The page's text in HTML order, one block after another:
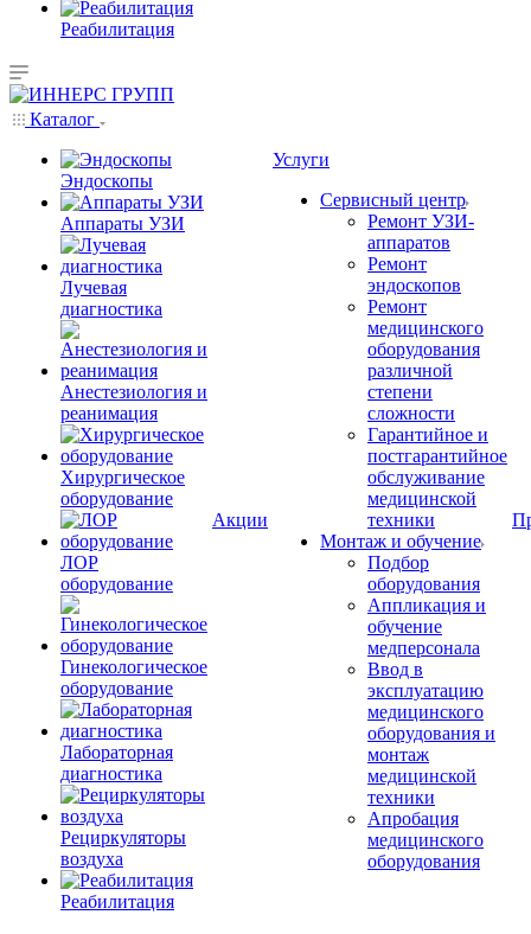
Реабилитация
Каталог
Эндоскопы
Аппараты УЗИ
Лучевая
диагностика
Анестезиология и
реанимация
Хирургическое
оборудование
ЛОР
оборудование
Гинекологическое
оборудование
Лабораторная
диагностика
Рециркуляторы
воздуха
Реабилитация
Акции
Услуги
Сервисный центр
Ремонт УЗИ-
аппаратов
Ремонт
эндоскопов
Ремонт
медицинского
оборудования
различной
степени
сложности
Гарантийное и
постгарантийное
обслуживание
медицинской
техники
Монтаж и обучение
Подбор
оборудования
Аппликация и
обучение
медперсонала
Ввод в
эксплуатацию
медицинского
оборудования и
монтаж
медицинской
техники
Апробация
медицинского
оборудования